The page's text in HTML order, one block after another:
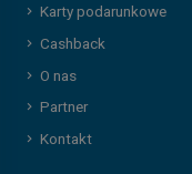
Karty podarunkowe
Cashback
O nas
Partner
Kontakt